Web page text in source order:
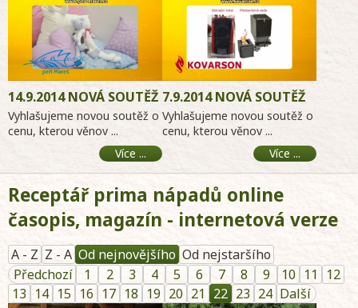
Receptář prima nápadů online
časopis, magazín - internetová verze
A - Z Z - A Od nejnovějšího Od nejstaršího
Předchozí
1 2 3 4 5 6 7 8 9 10 11
12
13 14 15 16 17 18 19 20 21 22 23 24 Další
14.9.2014 NOVÁ SOUTĚŽ
O PÉŘOVÉ DEKY
Vyhlašujeme novou soutěž o
cenu, kterou věnov ...
Více ...
7.9.2014 NOVÁ SOUTĚŽ
KOVARSON
MODERNIZACE KOTLŮ
Vyhlašujeme novou soutěž o
cenu, kterou věnov ...
Více ...